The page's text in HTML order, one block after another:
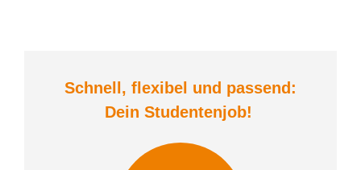
Schnell, flexibel und passend:
Dein Studentenjob!